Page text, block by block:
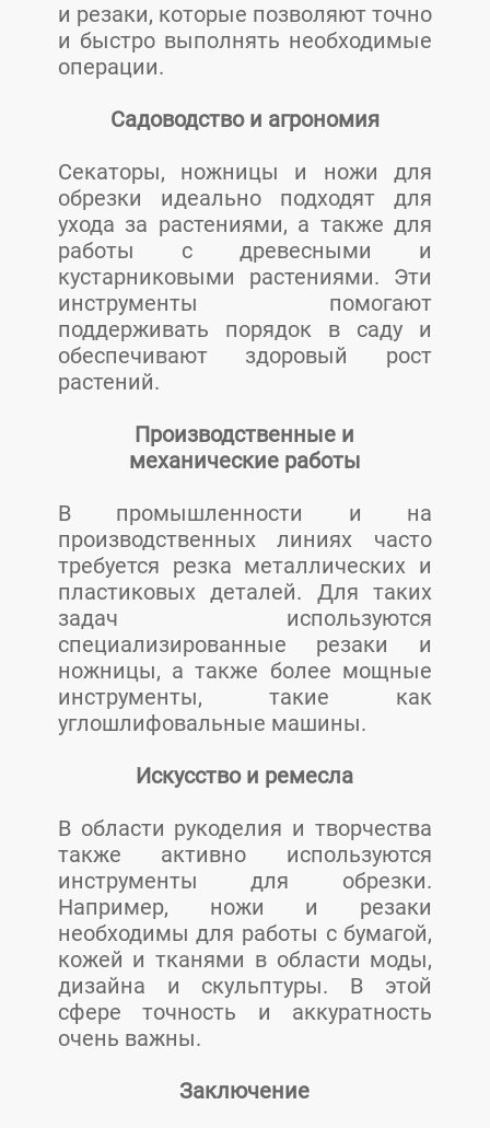
и резаки, которые позволяют точно
и быстро выполнять необходимые
операции.
Садоводство и агрономия
Секаторы, ножницы и ножи для
обрезки идеально подходят для
ухода за растениями, а также для
работы с древесными и
кустарниковыми растениями. Эти
инструменты помогают
поддерживать порядок в саду и
обеспечивают здоровый рост
растений.
Производственные и
механические работы
В промышленности и на
производственных линиях часто
требуется резка металлических и
пластиковых деталей. Для таких
задач используются
специализированные резаки и
ножницы, а также более мощные
инструменты, такие как
углошлифовальные машины.
Искусство и ремесла
В области рукоделия и творчества
также активно используются
инструменты для обрезки.
Например, ножи и резаки
необходимы для работы с бумагой,
кожей и тканями в области моды,
дизайна и скульптуры. В этой
сфере точность и аккуратность
очень важны.
Заключение